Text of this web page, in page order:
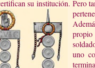
su institución. Pero
propio
uno